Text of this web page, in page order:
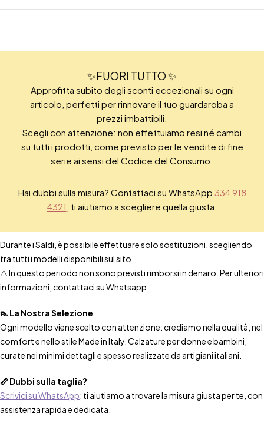
✨FUORI TUTTO ✨
Approfitta subito degli sconti eccezionali su ogni
articolo, perfetti per rinnovare il tuo guardaroba a
prezzi imbattibili.
Scegli con attenzione: non effettuiamo resi né cambi
su tutti i prodotti, come previsto per le vendite di fine
serie ai sensi del Codice del Consumo.
Hai dubbi sulla misura? Contattaci su WhatsApp 334 918
4321 , ti aiutiamo a scegliere quella giusta.
Durante i Saldi, è possibile effettuare solo sostituzioni, scegliendo
tra tutti i modelli disponibili sul sito.
⚠️ In questo periodo non sono previsti rimborsi in denaro. Per ulteriori
informazioni, contattaci su Whatsapp
👠 La Nostra Selezione
Ogni modello viene scelto con attenzione: crediamo nella qualità, nel
comfort e nello stile Made in Italy. Calzature per donne e bambini,
curate nei minimi dettagli e spesso realizzate da artigiani italiani.
📏 Dubbi sulla taglia?
Scrivici su WhatsApp: ti aiutiamo a trovare la misura giusta per te, con
assistenza rapida e dedicata.